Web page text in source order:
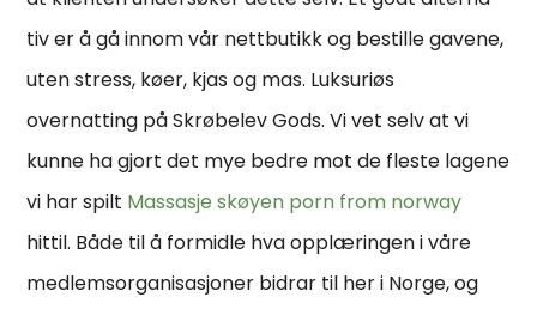
tiv er å gå inn­om vår nett­bu­tikk og bestil­le gave­ne,
uten stress, køer, kjas og mas. Luksuriøs
overnatting på Skrøbelev Gods. Vi vet selv at vi
kunne ha gjort det mye bedre mot de fleste lagene
vi har spilt Massasje skøyen porn from norway
hittil. Både til å formidle hva opplæringen i våre
medlemsorganisasjoner bidrar til her i Norge, og